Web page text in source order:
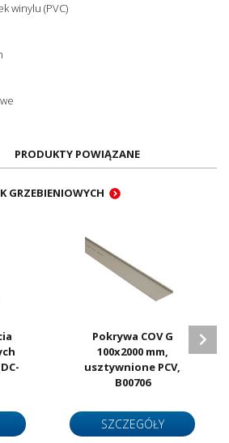
winylu (PVC)
PRODUKTY POWIĄZANE
GRZEBIENIOWYCH
Pokrywa COV G
100x2000 mm,
usztywnione PCV,
B00706
SZCZEGÓŁY